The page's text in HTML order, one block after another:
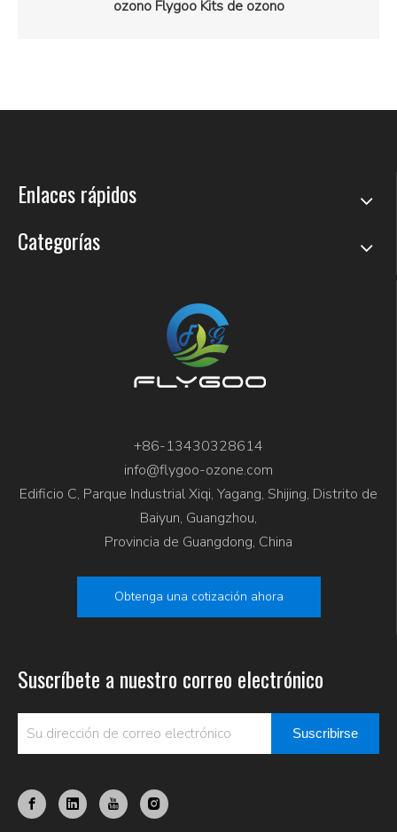
ozono Flygoo Kits de ozono
Enlaces rápidos
Categorías
+86-13430328614
info@flygoo-ozone.com
Edificio C, Parque Industrial Xiqi, Yagang, Shijing, Distrito de
Baiyun, Guangzhou,
Provincia de Guangdong, China
Obtenga una cotización ahora
Suscríbete a nuestro correo electrónico
Suscribirse